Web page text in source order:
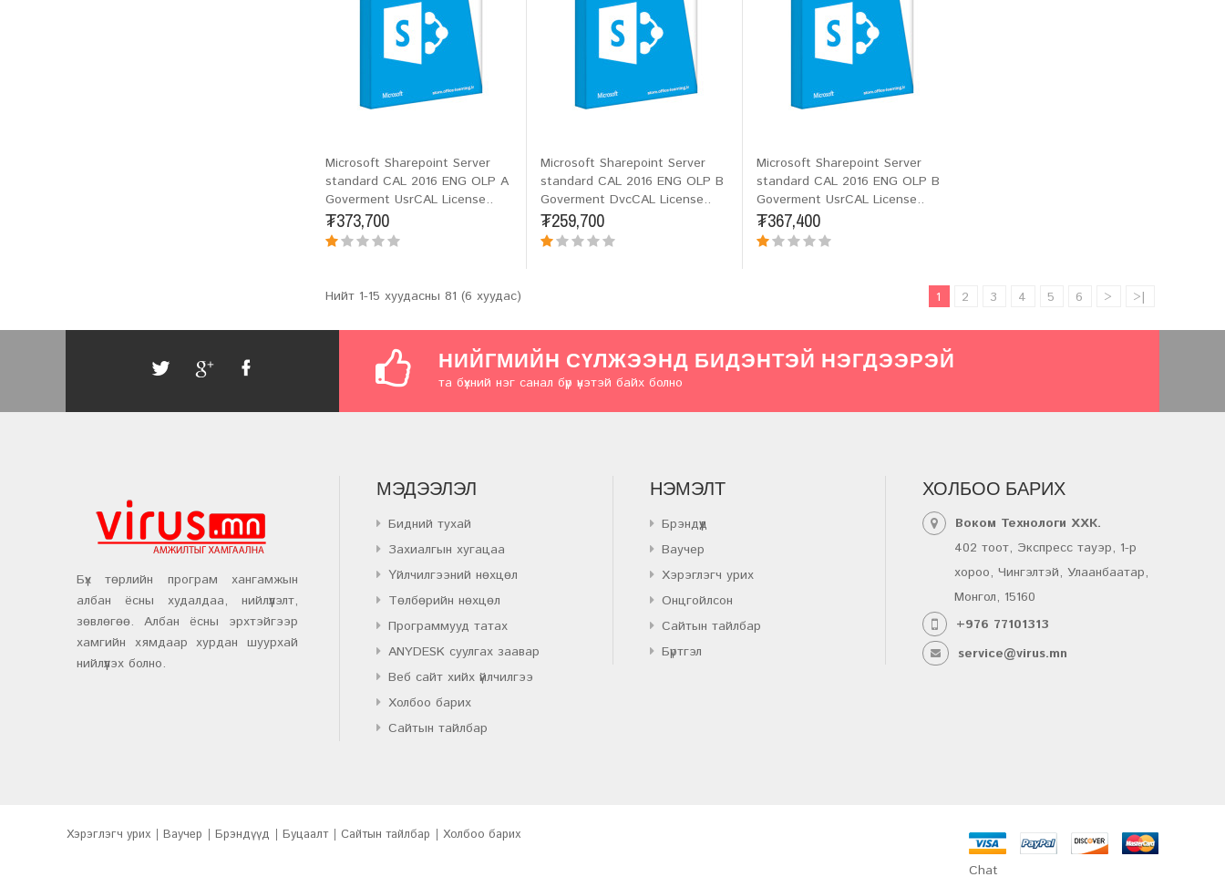
Microsoft Sharepoint Server
standard CAL 2016 ENG OLP A
Goverment UsrCAL License..
₮373,700
Microsoft Sharepoint Server
standard CAL 2016 ENG OLP B
Goverment DvcCAL License..
₮259,700
Microsoft Sharepoint Server
standard CAL 2016 ENG OLP B
Goverment UsrCAL License..
₮367,400
1 2 3 4 5 6 > >|
Нийт 1-15 хуудасны 81 (6 хуудас)
НИЙГМИЙН СҮЛЖЭЭНД БИДЭНТЭЙ НЭГДЭЭРЭЙ
та бүхний нэг санал бүр үнэтэй байх болно
Бүх төрлийн програм хангамжын
албан ёсны худалдаа, нийлүүлэлт,
зөвлөгөө. Албан ёсны эрхтэйгээр
хамгийн хямдаар хурдан шуурхай
нийлүүлэх болно.
МЭДЭЭЛЭЛ
Бидний тухай
Захиалгын хугацаа
Үйлчилгээний нөхцөл
Төлбөрийн нөхцөл
Программууд татах
ANYDESK суулгах заавар
Веб сайт хийх үйлчилгээ
Холбоо барих
Сайтын тайлбар
НЭМЭЛТ
Брэндүүд
Ваучер
Хэрэглэгч урих
Онцгойлсон
Сайтын тайлбар
Бүртгэл
ХОЛБОО БАРИХ
Воком Технологи ХХК.
402 тоот, Экспресс тауэр, 1-р
хороо, Чингэлтэй, Улаанбаатар,
Монгол, 15160
+976 77101313
service@virus.mn
Хэрэглэгч урих Ваучер Брэндүүд Буцаалт Сайтын тайлбар Холбоо барих
Chat